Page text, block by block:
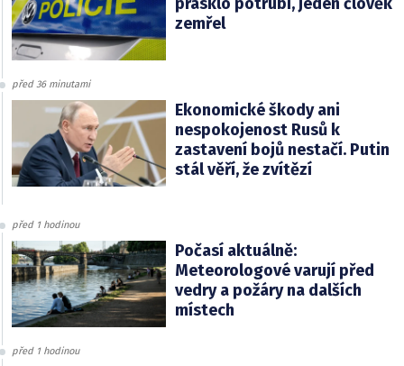
zemřel
před 36 minutami
Ekonomické škody ani
nespokojenost Rusů k
zastavení bojů nestačí. Putin
stál věří, že zvítězí
před 1 hodinou
Počasí aktuálně:
Meteorologové varují před
vedry a požáry na dalších
místech
před 1 hodinou